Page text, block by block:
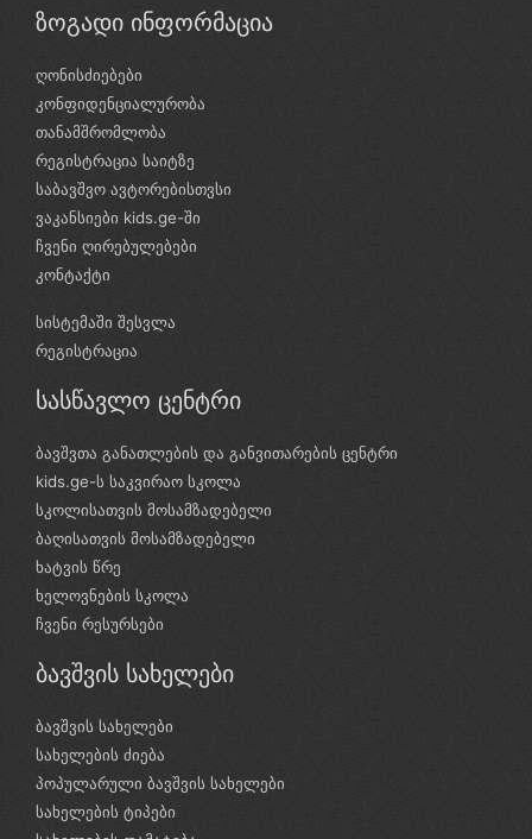
ზოგადი ინფორმაცია
ღონისძიებები
კონფიდენციალურობა
თანამშრომლობა
რეგისტრაცია საიტზე
საბავშვო ავტორებისთვსი
ვაკანსიები kids.ge-ში
ჩვენი ღირებულებები
კონტაქტი
სისტემაში შესვლა
რეგისტრაცია
სასწავლო ცენტრი
ბავშვთა განათლების და განვითარების ცენტრი
kids.ge-ს საკვირაო სკოლა
სკოლისათვის მოსამზადებელი
ბაღისათვის მოსამზადებელი
ხატვის წრე
ხელოვნების სკოლა
ჩვენი რესურსები
ბავშვის სახელები
ბავშვის სახელები
სახელების ძიება
პოპულარული ბავშვის სახელები
სახელების ტიპები